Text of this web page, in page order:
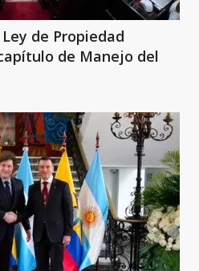
de Propiedad
de Manejo del